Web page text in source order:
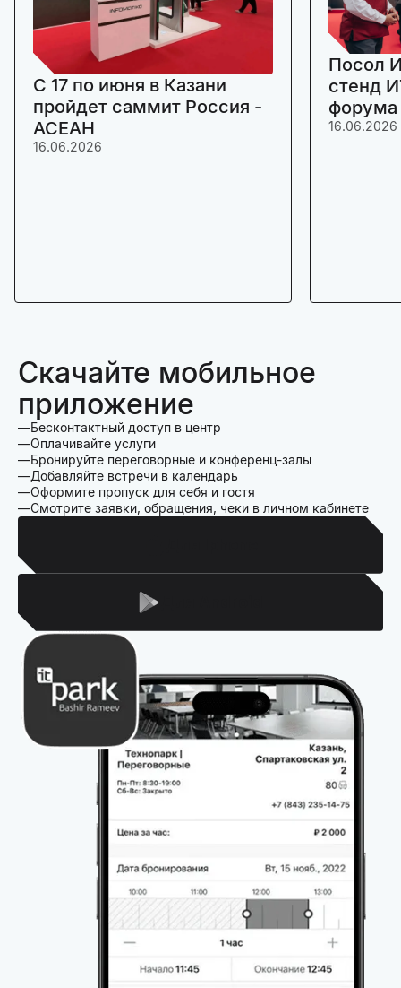
C 17 по июня в Казани
пройдет саммит Россия -
АСЕАН
16.06.2026
Посол
стенд
16.06.2026
Скачайте мобильное
приложение
Бесконтактный доступ в центр
Оплачивайте услуги
Бронируйте переговорные и конференц-залы
Добавляйте встречи в календарь
Оформите пропуск для себя и гостя
Смотрите заявки, обращения, чеки в личном кабинете